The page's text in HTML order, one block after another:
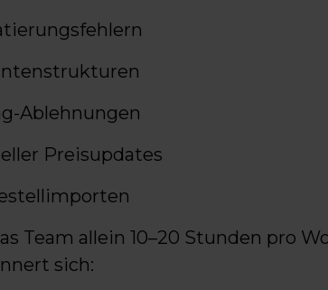
Ablehnungen
Preisupdates
Team allein 10–20 Stunden pro
sich: